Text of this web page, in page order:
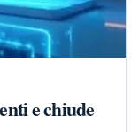
e chiude